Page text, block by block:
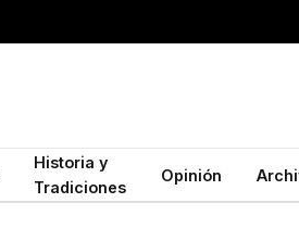
Historia y
Tradiciones
Opinión